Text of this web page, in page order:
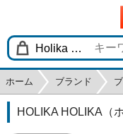
ホーム ブランド
HOLIKA HOLIKA（